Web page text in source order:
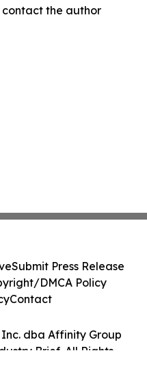
the author
dba Affinity Group
Brief. All Rights
Submit Press Release
DMCA Policy
Contact